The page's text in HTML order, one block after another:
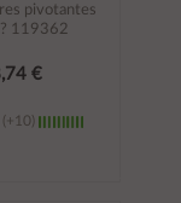
pivotantes
119362
€
(+10)